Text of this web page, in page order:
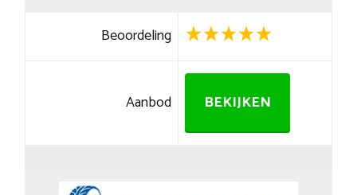
Beoordeling
Aanbod BEKIJKEN